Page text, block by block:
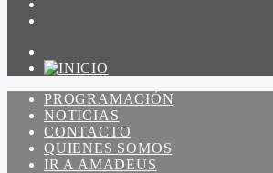
PROGRAMACIÓN
NOTICIAS
CONTACTO
QUIENES SOMOS
IR A AMADEUS